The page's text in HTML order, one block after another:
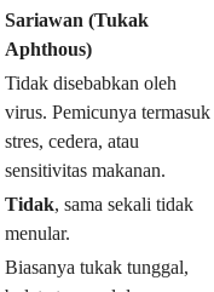
Sariawan (Tukak
Aphthous)
Tidak disebabkan oleh
virus. Pemicunya termasuk
stres, cedera, atau
sensitivitas makanan.
Tidak, sama sekali tidak
menular.
Biasanya tukak tunggal,